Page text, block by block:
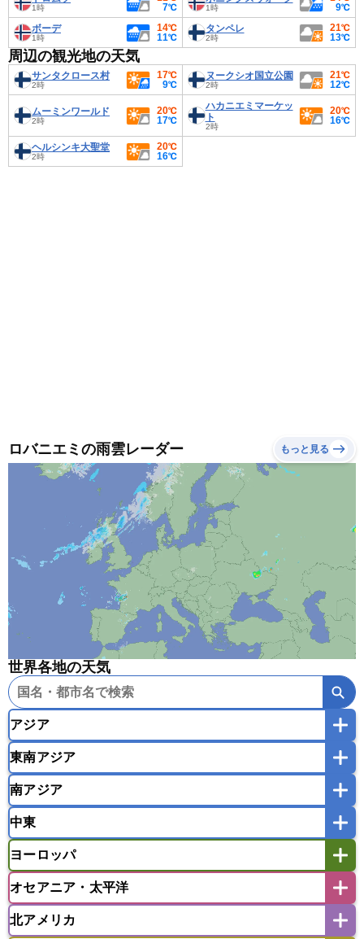
1時
7℃
1時
9℃
ボーデ
1時
14℃
11℃
タンペレ
2時
21℃
13℃
周辺の観光地の天気
サンタクロース村
2時
17℃
9℃
ヌークシオ国立公園
2時
21℃
12℃
ムーミンワールド
2時
20℃
17℃
ハカニエミマーケッ
ト
2時
20℃
16℃
ヘルシンキ大聖堂
2時
20℃
16℃
ロバニエミの雨雲レーダー もっと見る
世界各地の天気
アジア
韓国
モンゴル
東南アジア
インドネシア
マレーシア
ミャンマー
ラオス人民民主共和国
東ティモール民主共和国
南アジア
バングラデシュ
モルディブ
中東
アフガニスタン
イスラエル
ウズベキスタン
オマーン
カザフスタン
カタール
キプロス キルギス
ヨーロッパ
アイスランド
アゼルバイジャン
オセアニア・太平洋
アメリカ領サモア
北アメリカ